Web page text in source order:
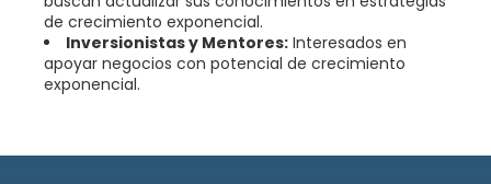
de crecimiento exponencial.
Inversionistas y Mentores: Interesados en
apoyar negocios con potencial de crecimiento
exponencial.